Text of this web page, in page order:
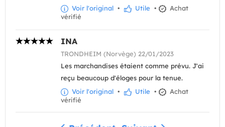
Voir l'original • Utile •
Achat
vérifié
INA
TRONDHEIM (Norvège) 22/01/2023
Les marchandises étaient comme prévu. J'ai
reçu beaucoup d'éloges pour la tenue.
Voir l'original • Utile •
Achat
vérifié